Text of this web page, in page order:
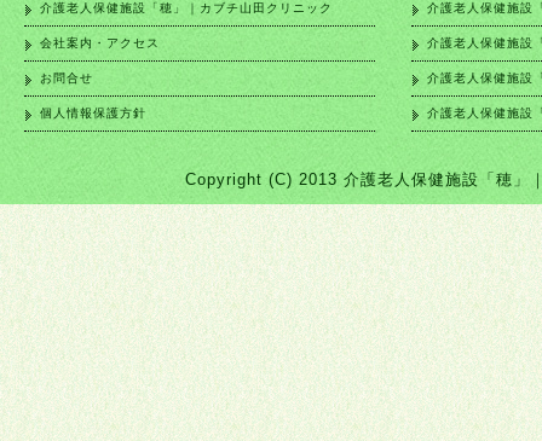
介護老人保健施設「穂」｜カブチ山田クリニック
会社案内・アクセス
お問合せ
個人情報保護方針
介護老人保健施設
介護老人保健施設
介護老人保健施設
介護老人保健施設
Copyright (C) 2013 介護老人保健施設「穂